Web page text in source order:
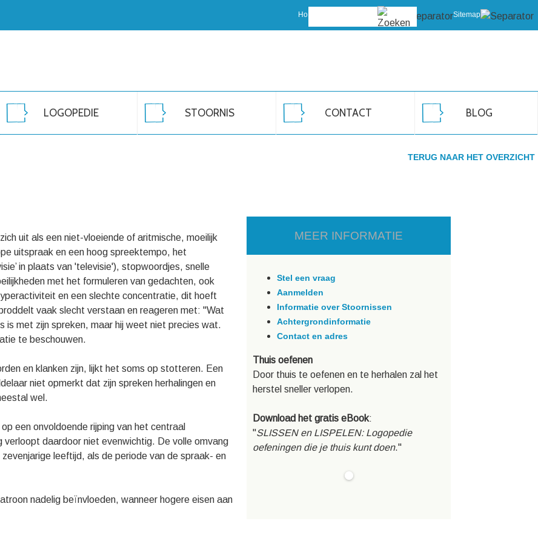
Home Vragen? Sitemap
LOGOPEDIE STOORNIS CONTACT BLOG
TERUG NAAR HET OVERZICHT
uit als een niet-vloeiende of aritmische, moeilijk
uitspraak en een hoog spreektempo, het
in plaats van 'televisie'), stopwoordjes, snelle
met het formuleren van gedachten, ook
en een slechte concentratie, dit hoeft
vaak slecht verstaan en reageren met: "Wat
is met zijn spreken, maar hij weet niet precies wat.
te beschouwen.
en klanken zijn, lijkt het soms op stotteren. Een
niet opmerkt dat zijn spreken herhalingen en
wel.
een onvoldoende rijping van het centraal
daardoor niet evenwichtig. De volle omvang
leeftijd, als de periode van de spraak- en
nadelig beïnvloeden, wanneer hogere eisen aan
MEER INFORMATIE
Stel een vraag
Aanmelden
Informatie over Stoornissen
Achtergrondinformatie
Contact en adres
Thuis oefenen
Door thuis te oefenen en te herhalen zal het
herstel sneller verlopen.
Download het gratis eBook:
"SLISSEN en LISPELEN: Logopedie
oefeningen die je thuis kunt doen."